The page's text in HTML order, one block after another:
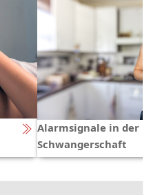
Alarmsignale in der
Schwangerschaft